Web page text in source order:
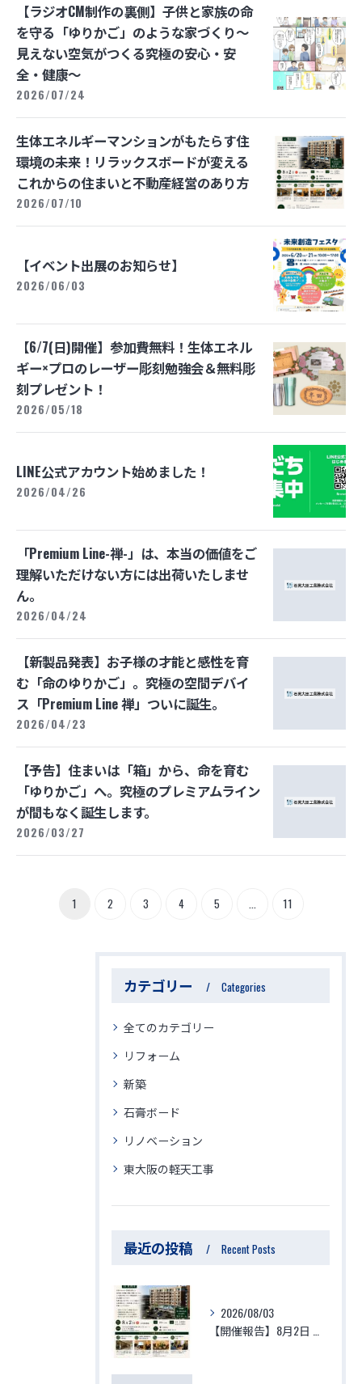
【ラジオCM制作の裏側】子供と家族の命
を守る「ゆりかご」のような家づくり～
見えない空気がつくる究極の安心・安
全・健康～
2026/07/24
生体エネルギーマンションがもたらす住
環境の未来！リラックスボードが変える
これからの住まいと不動産経営のあり方
2026/07/10
【イベント出展のお知らせ】
2026/06/03
【6/7(日)開催】参加費無料！生体エネル
ギー×プロのレーザー彫刻勉強会＆無料彫
刻プレゼント！
2026/05/18
LINE公式アカウント始めました！
2026/04/26
「Premium Line-禅-」は、本当の価値をご
理解いただけない方には出荷いたしませ
ん。
2026/04/24
【新製品発表】お子様の才能と感性を育
む「命のゆりかご」。究極の空間デバイ
ス「Premium Line 禅」ついに誕生。
2026/04/23
【予告】住まいは「箱」から、命を育む
「ゆりかご」へ。究極のプレミアムライン
が間もなく誕生します。
2026/03/27
1 2 3 4 5 ... 11
カテゴリー Categories
全てのカテゴリー
リフォーム
新築
石膏ボード
リノベーション
東大阪の軽天工事
最近の投稿 Recent Posts
2026/08/03